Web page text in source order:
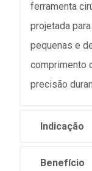
ferramenta
projetada
pequenas e
comprimento
precisão
Indicação
Benefício